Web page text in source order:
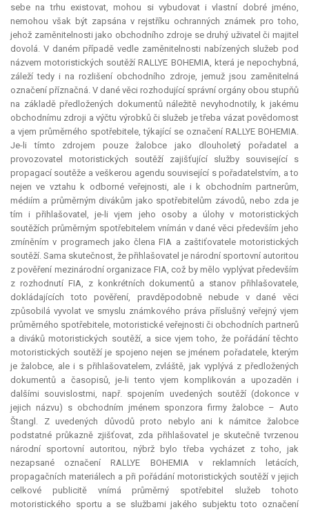
sebe na trhu existovat, mohou si vybudovat i vlastní dobré jméno,
nemohou však být zapsána v rejstříku ochranných známek pro toho,
jehož zaměnitelnosti jako obchodního zdroje se druhý uživatel či majitel
dovolá. V daném případě vedle zaměnitelnosti nabízených služeb pod
názvem motoristických soutěží RALLYE BOHEMIA, která je nepochybná,
záleží tedy i na rozlišení obchodního zdroje, jemuž jsou zaměnitelná
označení příznačná. V dané věci rozhodující správní orgány obou stupňů
na základě předložených dokumentů náležitě nevyhodnotily, k jakému
obchodnímu zdroji a výčtu výrobků či služeb je třeba vázat povědomost
a vjem průměrného spotřebitele, týkající se označení RALLYE BOHEMIA.
Je-li tímto zdrojem pouze žalobce jako dlouholetý pořadatel a
provozovatel motoristických soutěží zajišťující služby související s
propagací soutěže a veškerou agendu související s pořadatelstvím, a to
nejen ve vztahu k odborné veřejnosti, ale i k obchodním partnerům,
médiím a průměrným divákům jako spotřebitelům závodů, nebo zda je
tím i přihlašovatel, je-li vjem jeho osoby a úlohy v motoristických
soutěžích průměrným spotřebitelem vnímán v dané věci především jeho
zmíněním v programech jako člena FIA a zaštiťovatele motoristických
soutěží. Sama skutečnost, že přihlašovatel je národní sportovní autoritou
z pověření mezinárodní organizace FIA, což by mělo vyplývat především
z rozhodnutí FIA, z konkrétních dokumentů a stanov přihlašovatele,
dokládajících toto pověření, pravděpodobně nebude v dané věci
způsobilá vyvolat ve smyslu známkového práva příslušný veřejný vjem
průměrného spotřebitele, motoristické veřejnosti či obchodních partnerů
a diváků motoristických soutěží, a sice vjem toho, že pořádání těchto
motoristických soutěží je spojeno nejen se jménem pořadatele, kterým
je žalobce, ale i s přihlašovatelem, zvláště, jak vyplývá z předložených
dokumentů a časopisů, je-li tento vjem komplikován a upozaděn i
dalšími souvislostmi, např. spojením uvedených soutěží (dokonce v
jejich názvu) s obchodním jménem sponzora firmy žalobce – Auto
Štangl. Z uvedených důvodů proto nebylo ani k námitce žalobce
podstatné průkazně zjišťovat, zda přihlašovatel je skutečně tvrzenou
národní sportovní autoritou, nýbrž bylo třeba vycházet z toho, jak
nezapsané označení RALLYE BOHEMIAv reklamních letácích,
propagačních materiálech a při pořádání motoristických soutěží v jejich
celkové publicitě vnímá průměrný spotřebitel služeb tohoto
motoristického sportu a se službami jakého subjektu toto označení